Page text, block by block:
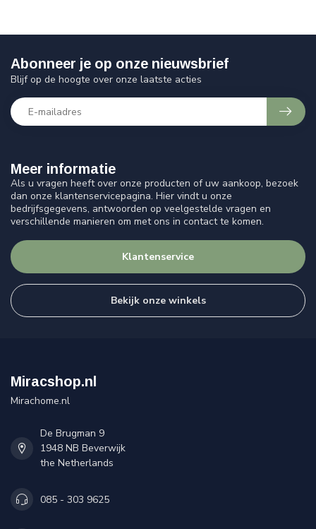
Meer informatie
Als u vragen heeft over onze producten of uw aankoop, bezoek
dan onze klantenservicepagina. Hier vindt u onze
bedrijfsgegevens, antwoorden op veelgestelde vragen en
verschillende manieren om met ons in contact te komen.
Klantenservice
Bekijk onze winkels
Abonneer je op onze nieuwsbrief
Blijf op de hoogte over onze laatste acties
Miracshop.nl
Mirachome.nl
De Brugman 9
1948 NB Beverwijk
the Netherlands
085 - 303 9625